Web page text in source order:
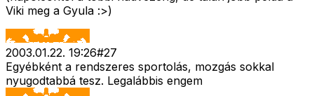
Viki meg a Gyula :>)
2003.01.22. 19:26#27
Egyébként a rendszeres sportolás, mozgás sokkal
nyugodtabbá tesz. Legalábbis engem